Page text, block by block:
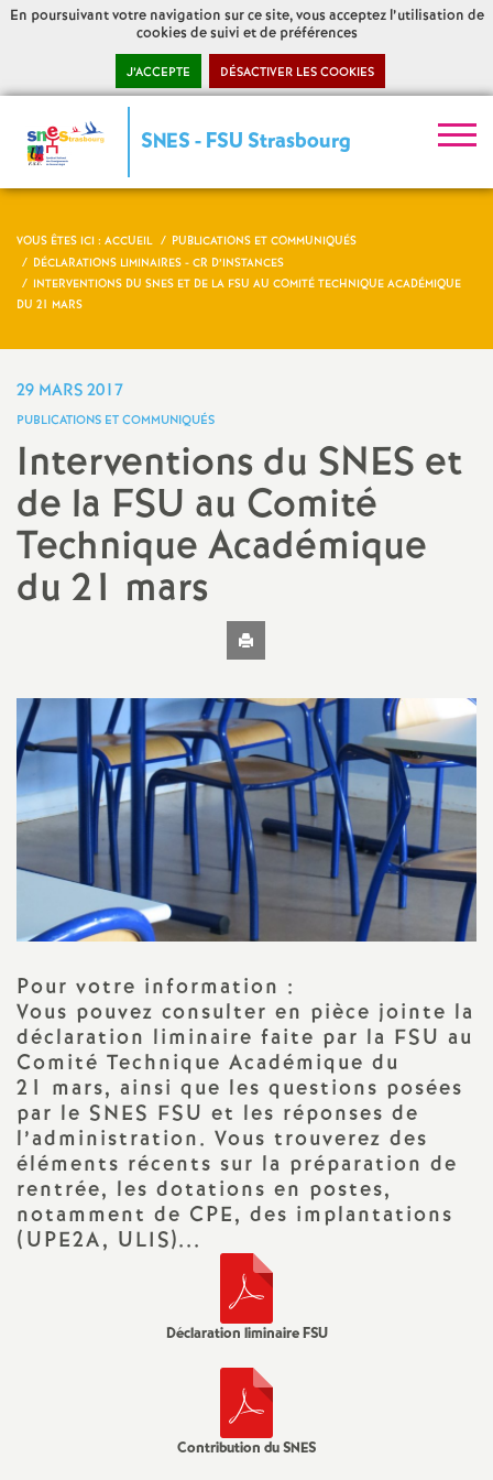
En poursuivant votre navigation sur ce site, vous acceptez l’utilisation de
cookies de suivi et de préférences
J’ACCEPTE DÉSACTIVER LES COOKIES
SNES - FSU Strasbourg
y
n
d
i
a
t
N
t
i
o
n
a
d
e
s
E
VOUS ÊTES ICI : ACCUEIL
PUBLICATIONS ET COMMUNIQUÉS
DÉCLARATIONS LIMINAIRES - CR D’INSTANCES
INTERVENTIONS DU SNES ET DE LA FSU AU COMITÉ TECHNIQUE ACADÉMIQUE
DU 21 MARS
29 MARS 2017
PUBLICATIONS ET COMMUNIQUÉS
Interventions du SNES et
de la FSU au Comité
Technique Académique
du 21 mars
Imprimer
l'article
Pour votre information :
Vous pouvez consulter en pièce jointe la
déclaration liminaire faite par la FSU au
Comité Technique Académique du
21 mars, ainsi que les questions posées
par le SNES FSU et les réponses de
l’administration. Vous trouverez des
éléments récents sur la préparation de
rentrée, les dotations en postes,
notamment de CPE, des implantations
(UPE2A, ULIS)...
Déclaration liminaire FSU
Contribution du SNES